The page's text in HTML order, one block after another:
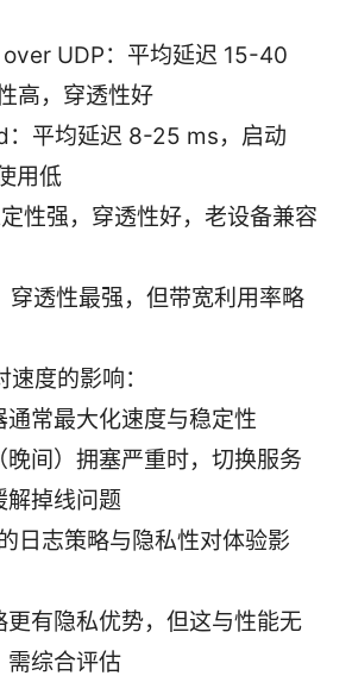
UDP：平均延迟 15-40
高，穿透性好
：平均延迟 8-25 ms，启动
用低
性强，穿透性好，老设备兼容
穿透性最强，但带宽利用率略
度的影响：
通常最大化速度与稳定性
晚间）拥塞严重时，切换服务
解掉线问题
日志策略与隐私性对体验影
更有隐私优势，但这与性能无
需综合评估